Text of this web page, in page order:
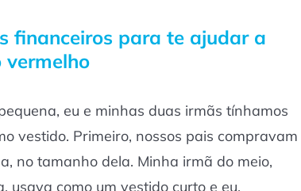
financeiros para te ajudar a
vermelho
eu e minhas duas irmãs tínhamos
vestido. Primeiro, nossos pais compravam
no tamanho dela. Minha irmã do meio,
usava como um vestido curto e eu,